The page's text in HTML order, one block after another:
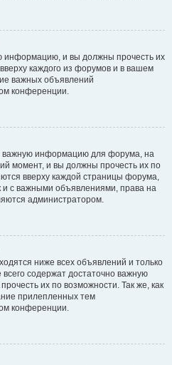
информацию, и вы должны прочесть их
каждого из форумов и в вашем
важных объявлений
конференции.
важную информацию для форума, на
момент, и вы должны прочесть их по
вверху каждой страницы форума,
и с важными объявлениями, права на
администратором.
ниже всех объявлений и только
содержат достаточно важную
их по возможности. Так же, как
прилепленных тем
конференции.